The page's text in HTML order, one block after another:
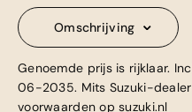
Omschrijving
Genoemde prijs is rijklaar.
06-2035. Mits Suzuki-
voorwaarden op suzuki.nl